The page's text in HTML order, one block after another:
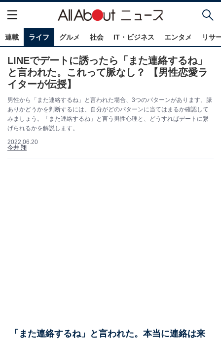
連載 ライフ グルメ 社会 IT・ビジネス エンタメ リサ
LINEでデートに誘ったら「また連絡するね」
と言われた。これって脈なし？ 【男性恋愛ラ
イターが伝授】
男性から「また連絡するね」と言われた場合、3つのパターンがあります。脈
ありかどうかを判断するには、自分がどのパターンに当てはまるか確認して
みましょう。「また連絡するね」と言う男性心理と、どうすればデートに繋
げられるかを解説します。
2022.06.20
今井 翔
「また連絡するね」と言われた。本当に連絡は来